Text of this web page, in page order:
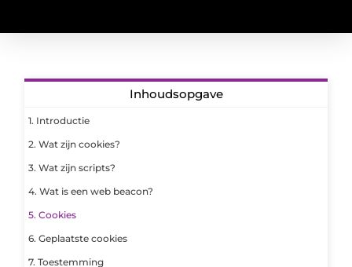
Inhoudsopgave
1. Introductie
2. Wat zijn cookies?
3. Wat zijn scripts?
4. Wat is een web beacon?
5. Cookies
6. Geplaatste cookies
7. Toestemming